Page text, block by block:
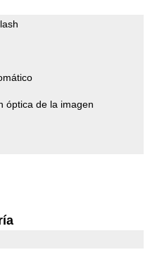
óptica de la imagen